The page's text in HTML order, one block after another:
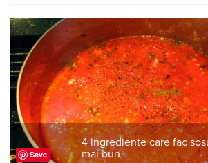
Save
4 ingrediente care fac
mai bun